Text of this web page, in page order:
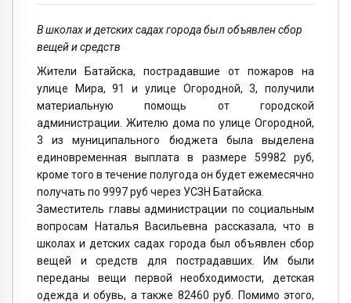
В школах и детских садах города был объявлен сбор
вещей и средств
Жители Батайска, пострадавшие от пожаров на
улице Мира, 91 и улице Огородной, 3, получили
материальную помощь от городской
администрации. Жителю дома по улице Огородной,
3 из муниципального бюджета была выделена
единовременная выплата в размере 59982 руб,
кроме того в течение полугода он будет ежемесячно
получать по 9997 руб через УСЗН Батайска.
Заместитель главы администрации по социальным
вопросам Наталья Васильевна рассказала, что в
школах и детских садах города был объявлен сбор
вещей и средств для пострадавших. Им были
переданы вещи первой необходимости, детская
одежда и обувь, а также 82460 руб. Помимо этого,